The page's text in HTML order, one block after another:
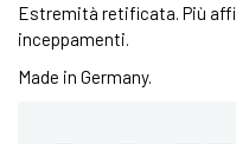
Estremità retificata. Più
inceppamenti.
Made in Germany.